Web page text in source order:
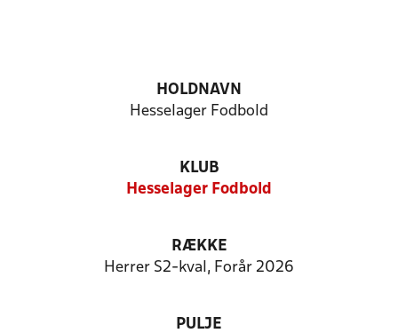
HOLDNAVN
Hesselager Fodbold
KLUB
Hesselager Fodbold
RÆKKE
Herrer S2-kval, Forår 2026
PULJE